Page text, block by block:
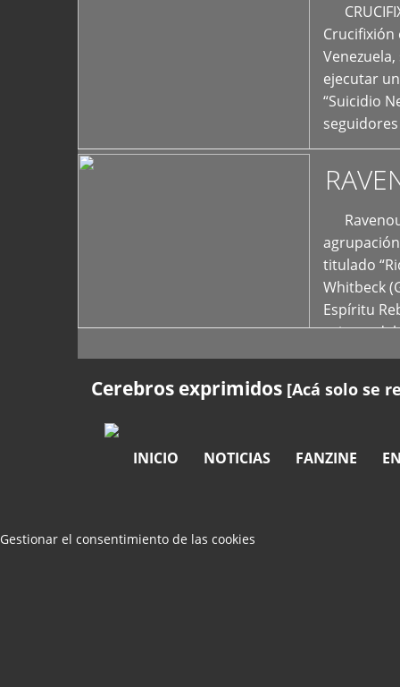
Crucifixión
ejecutar
“Suicidio
titulado
Whitbeck
Espíritu
oriente
Cerebros exprimidos [Acá solo se
INICIO NOTICIAS FANZINE
Gestionar el consentimiento de las cookies